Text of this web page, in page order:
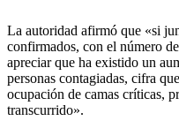
La autoridad afirmó que «si
confirmados, con el número
apreciar que ha existido un
personas contagiadas, cifra
ocupación de camas críticas,
transcurrido».